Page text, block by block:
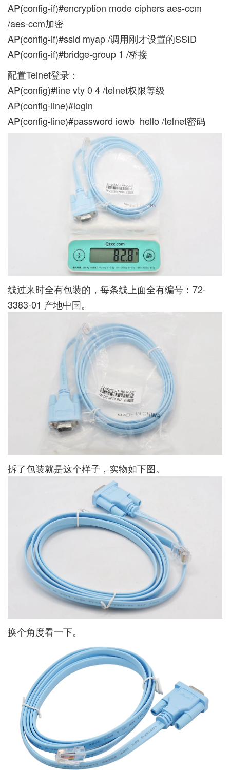
AP(config-if)#encryption mode ciphers aes-ccm
/aes-ccm加密
AP(config-if)#ssid myap /调用刚才设置的SSID
AP(config-if)#bridge-group 1 /桥接
配置Telnet登录：
AP(config)#line vty 0 4 /telnet权限等级
AP(config-line)#login
AP(config-line)#password iewb_hello /telnet密码
线过来时全有包装的，每条线上面全有编号：72-
3383-01 产地中国。
拆了包装就是这个样子，实物如下图。
换个角度看一下。